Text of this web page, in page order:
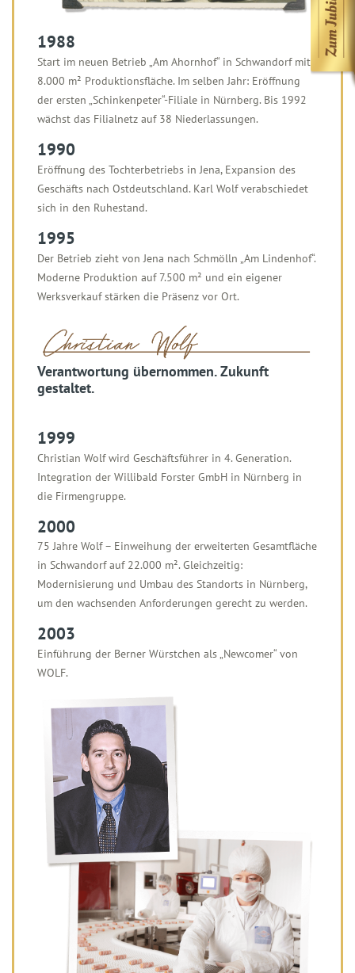
1988
Start im neuen Betrieb „Am Ahornhof“ in Schwandorf mit
8.000 m² Produktionsfläche. Im selben Jahr: Eröffnung
der ersten „Schinkenpeter“-Filiale in Nürnberg. Bis 1992
wächst das Filialnetz auf 38 Niederlassungen.
1990
Eröffnung des Tochterbetriebs in Jena, Expansion des
Geschäfts nach Ostdeutschland. Karl Wolf verabschiedet
sich in den Ruhestand.
1995
Der Betrieb zieht von Jena nach Schmölln „Am Lindenhof“.
Moderne Produktion auf 7.500 m² und ein eigener
Werksverkauf stärken die Präsenz vor Ort.
Verantwortung übernommen. Zukunft
gestaltet.
1999
Christian Wolf wird Geschäftsführer in 4. Generation.
Integration der Willibald Forster GmbH in Nürnberg in
die Firmengruppe.
2000
75 Jahre Wolf – Einweihung der erweiterten Gesamtfläche
in Schwandorf auf 22.000 m². Gleichzeitig:
Modernisierung und Umbau des Standorts in Nürnberg,
um den wachsenden Anforderungen gerecht zu werden.
2003
Einführung der Berner Würstchen als „Newcomer“ von
WOLF.